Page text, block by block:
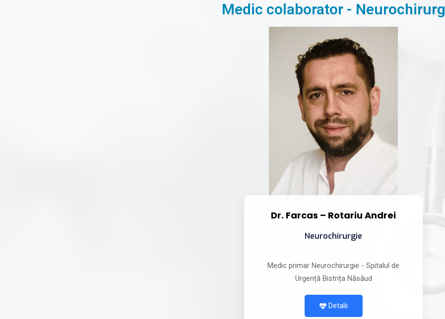
Medic colaborator - Neurochirurg
Dr. Farcas – Rotariu Andrei
Neurochirurgie
Medic primar Neurochirurgie - Spitalul de
Urgență Bistrița Năsăud
Detalii